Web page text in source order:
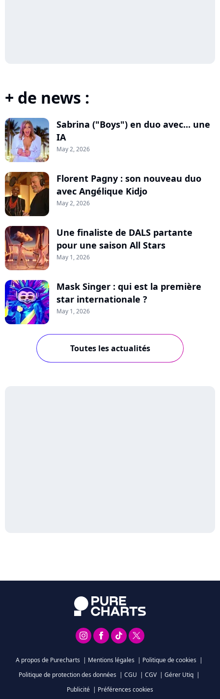
+ de news :
Sabrina ("Boys") en duo avec... une
IA
May 2, 2026
Florent Pagny : son nouveau duo
avec Angélique Kidjo
May 2, 2026
Une finaliste de DALS partante
pour une saison All Stars
May 1, 2026
Mask Singer : qui est la première
star internationale ?
May 1, 2026
Toutes les actualités
A propos de Purecharts | Mentions légales | Politique de cookies |
Politique de protection des données | CGU | CGV | Gérer Utiq |
Publicité | Préférences cookies